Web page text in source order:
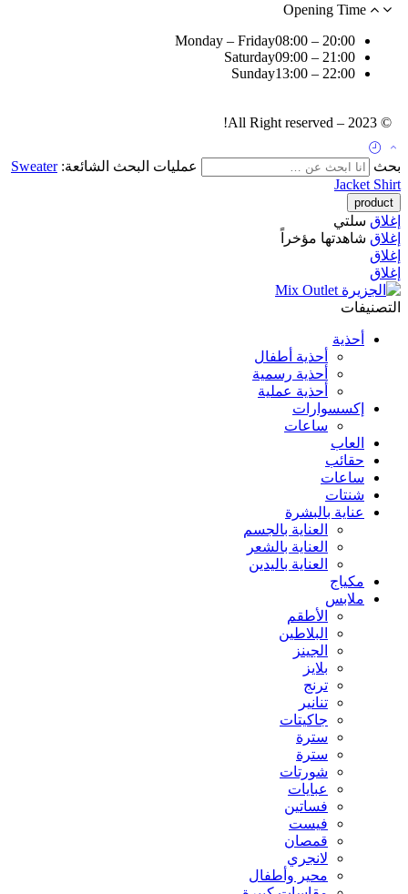
Opening Time
Monday – Friday08:00 – 20:00
Saturday09:00 – 21:00
Sunday13:00 – 22:00
© 2023 – All Right reserved!
بحث عمليات البحث الشائعة:Sweater
Jacket Shirt
إغلاق سلتي
إغلاق شاهدتها مؤخراً
إغلاق
إغلاق
التصنيفات
أحذية
أحذية أطفال
أحذية رسمية
أحذية عملية
إكسسوارات
ساعات
العاب
حقائب
ساعات
شنتات
عناية بالبشرة
العناية بالجسم
العناية بالشعر
العناية باليدين
مكياج
ملابس
الأطقم
البلاطين
الجينز
بلايز
ترنج
تنانير
جاكيتات
سترة
سترة
شورتات
عبايات
فساتين
فيست
قمصان
لانجري
محير وأطفال